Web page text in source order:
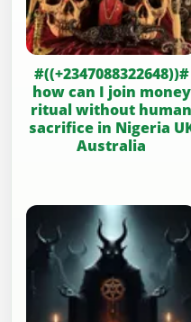
#((+2347088322648))#
how can I join money
ritual without human
sacrifice in Nigeria
Australia